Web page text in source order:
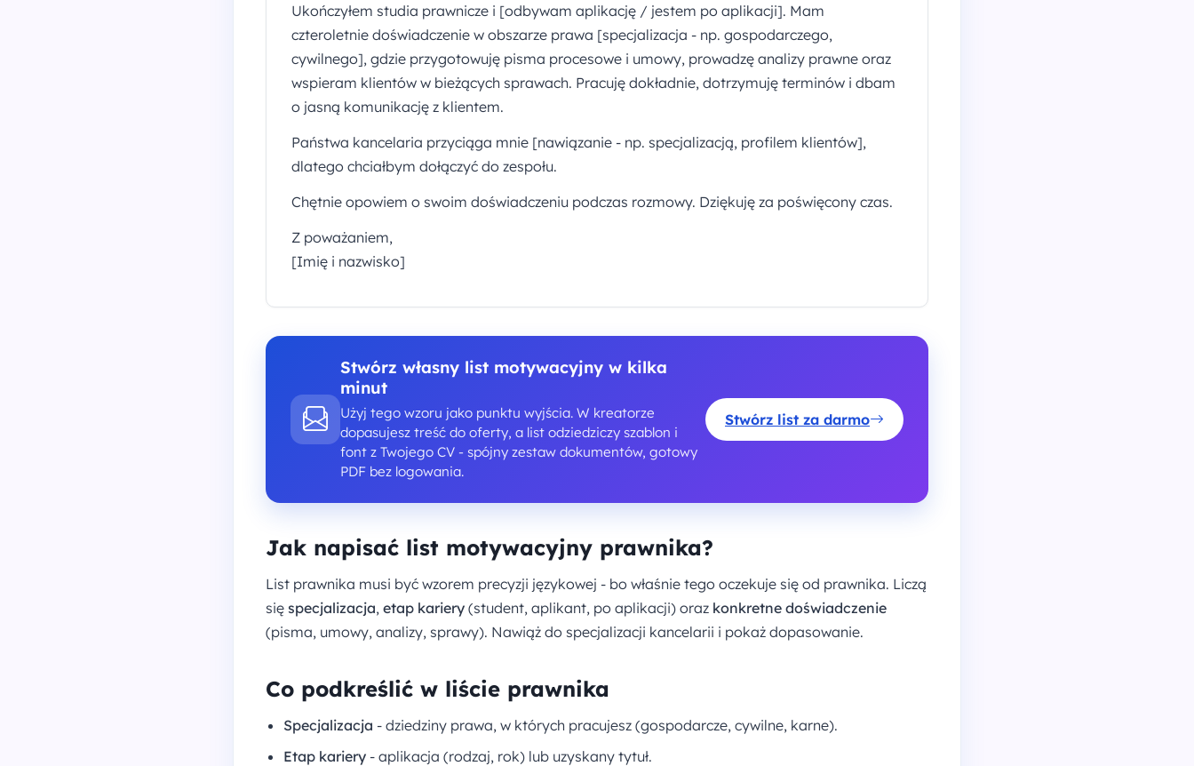
Ukończyłem studia prawnicze i [odbywam aplikację / jestem po aplikacji]. Mam
czteroletnie doświadczenie w obszarze prawa [specjalizacja - np. gospodarczego,
cywilnego], gdzie przygotowuję pisma procesowe i umowy, prowadzę analizy prawne oraz
wspieram klientów w bieżących sprawach. Pracuję dokładnie, dotrzymuję terminów i dbam
o jasną komunikację z klientem.
Państwa kancelaria przyciąga mnie [nawiązanie - np. specjalizacją, profilem klientów],
dlatego chciałbym dołączyć do zespołu.
Chętnie opowiem o swoim doświadczeniu podczas rozmowy. Dziękuję za poświęcony czas.
Z poważaniem,
[Imię i nazwisko]
Stwórz własny list motywacyjny w kilka
minut
Użyj tego wzoru jako punktu wyjścia. W kreatorze
dopasujesz treść do oferty, a list odziedziczy szablon i
font z Twojego CV - spójny zestaw dokumentów, gotowy
PDF bez logowania.
Stwórz list za darmo
Jak napisać list motywacyjny prawnika?
List prawnika musi być wzorem precyzji językowej - bo właśnie tego oczekuje się od prawnika. Liczą
się specjalizacja, etap kariery (student, aplikant, po aplikacji) oraz konkretne doświadczenie
(pisma, umowy, analizy, sprawy). Nawiąż do specjalizacji kancelarii i pokaż dopasowanie.
Co podkreślić w liście prawnika
Specjalizacja - dziedziny prawa, w których pracujesz (gospodarcze, cywilne, karne).
Etap kariery - aplikacja (rodzaj, rok) lub uzyskany tytuł.